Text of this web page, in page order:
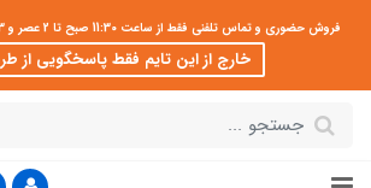
فروش حضوری و تماس تلفنی فقط از ساعت 11:30 صبح تا 2 عصر و 3 تا 8 شب امکان پذیر است
خارج از این تایم فقط پاسخگویی از